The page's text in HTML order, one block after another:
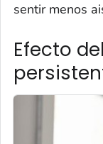
sentir menos
Efecto